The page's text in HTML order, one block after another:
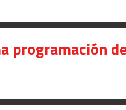
programación